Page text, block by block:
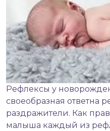
Рефлексы у
своеобразная ответна
раздражители. Как
малыша каждый из